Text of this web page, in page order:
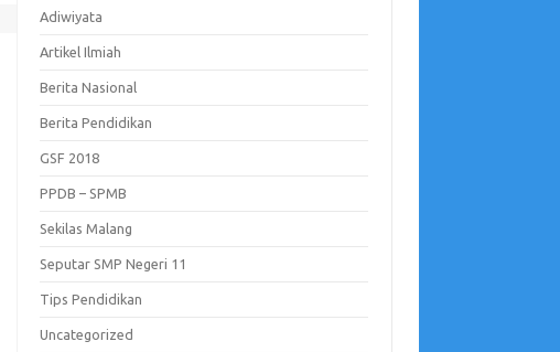
Adiwiyata
Artikel Ilmiah
Berita Nasional
Berita Pendidikan
GSF 2018
PPDB – SPMB
Sekilas Malang
Seputar SMP Negeri 11
Tips Pendidikan
Uncategorized